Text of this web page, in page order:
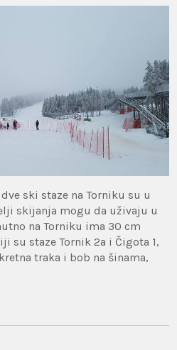
ski staze na Torniku su u
skijanja mogu da uživaju u
na Torniku ima 30 cm
su staze Tornik 2a i Čigota 1,
traka i bob na šinama,